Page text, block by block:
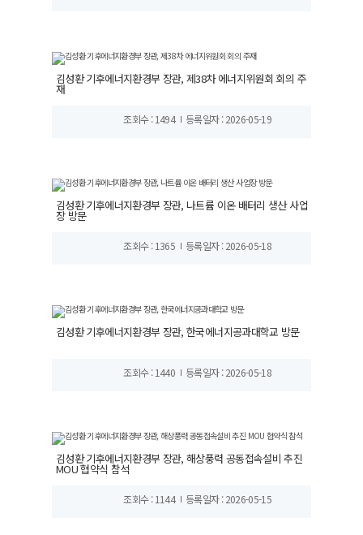
김성환 기후에너지환경부 장관, 제38차 에너지위원회 회의 주
재
조회수 : 1494 등록일자 : 2026-05-19
김성환 기후에너지환경부 장관, 나트륨 이온 배터리 생산 사업
장 방문
조회수 : 1365 등록일자 : 2026-05-18
김성환 기후에너지환경부 장관, 한국에너지공과대학교 방문
조회수 : 1440 등록일자 : 2026-05-18
김성환 기후에너지환경부 장관, 해상풍력 공동접속설비 추진
MOU 협약식 참석
조회수 : 1144 등록일자 : 2026-05-15